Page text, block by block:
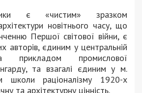
є «чистим» зразком
новітнього часу, що
Першої світової війни, є
авторів, єдиним у центральній
прикладом промислової
та взагалі єдиним у м.
школи раціоналізму 1920-х
та архітектурну цінність.